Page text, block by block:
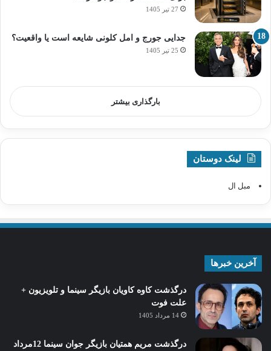
27 تیر 1405
جدایی جورج و امل کلونی شایعه است یا واقعیت؟
25 تیر 1405
بارگذاری بیشتر
لینک دوستان
مبل ال
آخرین خبرها
درگذشت کاوه کاویان بازیگر سینما و تلویزیون +
علت فوت
14 مرداد 1405
درگذشت مریم همتیان بازیگر جوان سینما 12مرداد